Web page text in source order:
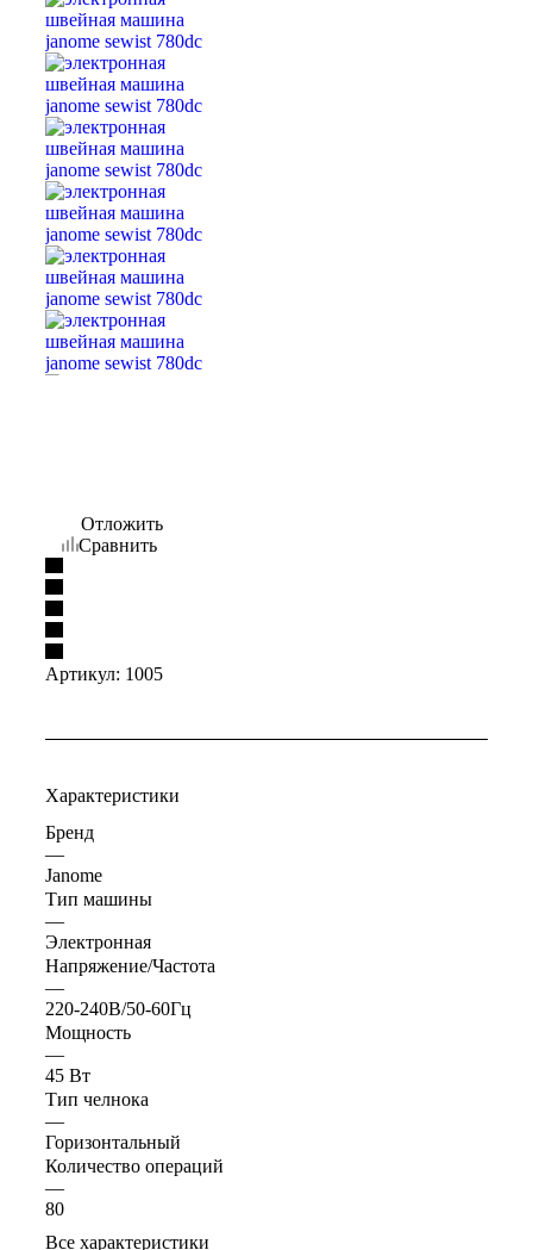
Отложить
Сравнить
Артикул: 1005
Характеристики
Бренд
—
Janome
Тип машины
—
Электронная
Напряжение/Частота
—
220-240В/50-60Гц
Мощность
—
45 Вт
Тип челнока
—
Горизонтальный
Количество операций
—
80
Все характеристики